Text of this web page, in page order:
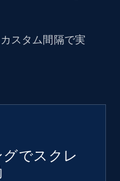
スタム間隔で実
でスクレ